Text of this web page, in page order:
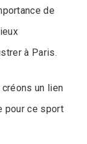
de
à Paris.
un lien
pour ce sport